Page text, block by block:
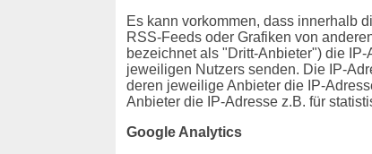
Es kann vorkommen, dass innerhalb
RSS-Feeds oder Grafiken von
bezeichnet als "Dritt-Anbieter") die
jeweiligen Nutzers senden. Die IP-
deren jeweilige Anbieter die IP-
Anbieter die IP-Adresse z.B. für
Google Analytics